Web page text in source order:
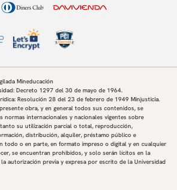
Mineducación
Decreto 1297 del 30 de mayo de 1964.
Resolución 28 del 23 de febrero de 1949 Minjusticia.
obra, y en general todos sus contenidos, se
normas internacionales y nacionales vigentes sobre
su utilización parcial o total, reproducción,
distribución, alquiler, préstamo público e
todo o en parte, en formato impreso o digital y en cualquier
se encuentran prohibidos, y solo serán lícitos en la
autorización previa y expresa por escrito de la Universidad